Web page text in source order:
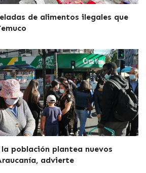
de alimentos ilegales que
población plantea nuevos
advierte